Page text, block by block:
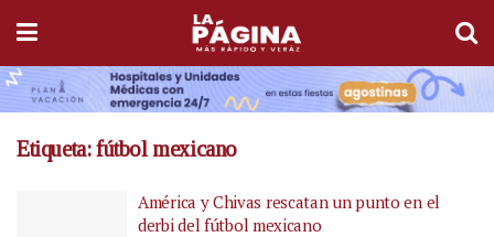
Etiqueta:fútbol mexicano
América y Chivas rescatan un punto en el
derbi del fútbol mexicano